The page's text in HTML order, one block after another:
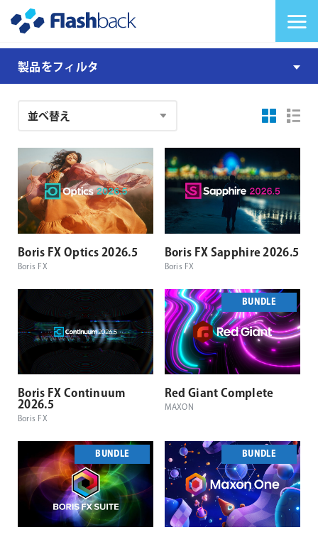
製
品
製品をフィルタ
文
Boris FX Optics 2026.5
Boris FX
Boris FX Sapphire 2026.5
Boris FX
Boris FX Continuum
2026.5
Boris FX
BUNDLE
Red Giant Complete
MAXON
BUNDLE BUNDLE